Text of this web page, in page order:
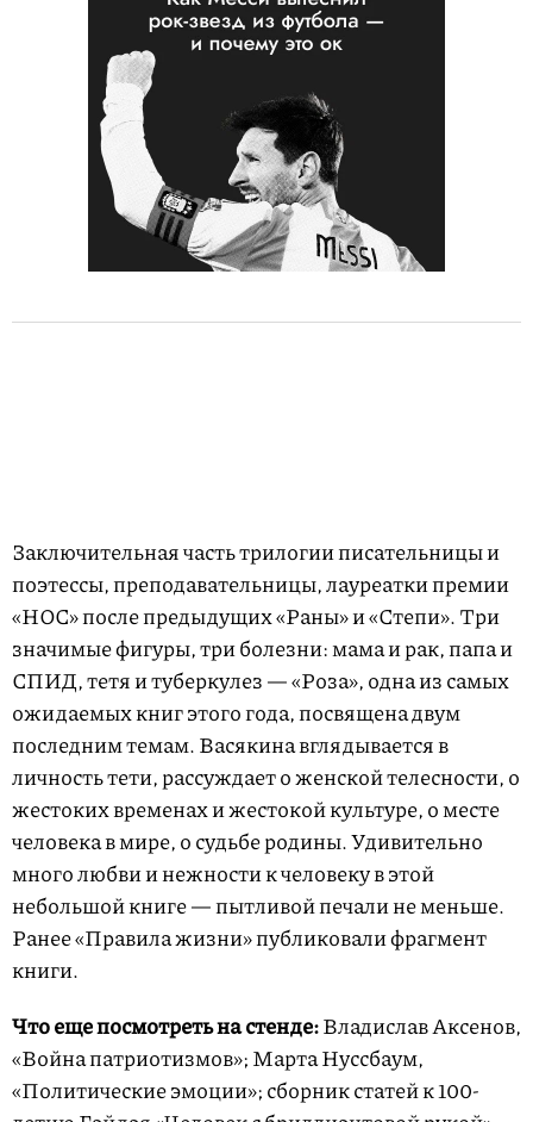
Заключительная часть трилогии писательницы и
поэтессы, преподавательницы, лауреатки премии
«НОС» после предыдущих «Раны» и «Степи». Три
значимые фигуры, три болезни: мама и рак, папа и
СПИД, тетя и туберкулез — «Роза», одна из самых
ожидаемых книг этого года, посвящена двум
последним темам. Васякина вглядывается в
личность тети, рассуждает о женской телесности, о
жестоких временах и жестокой культуре, о месте
человека в мире, о судьбе родины. Удивительно
много любви и нежности к человеку в этой
небольшой книге — пытливой печали не меньше.
Ранее «Правила жизни» публиковали фрагмент
книги.
Что еще посмотреть на стенде:Владислав Аксенов,
«Война патриотизмов»; Марта Нуссбаум,
«Политические эмоции»; сборник статей к 100-